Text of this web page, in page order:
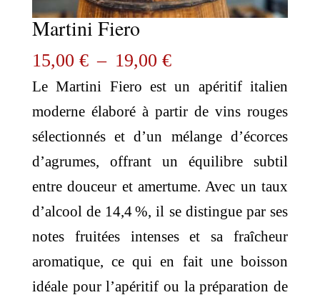
Martini Fiero
15,00 € – 19,00 €Plage
de
prix :
15,00 €
à
19,00 €
Le Martini Fiero est un apéritif italien
moderne élaboré à partir de vins rouges
sélectionnés et d’un mélange d’écorces
d’agrumes, offrant un équilibre subtil
entre douceur et amertume. Avec un taux
d’alcool de 14,4 %, il se distingue par ses
notes fruitées intenses et sa fraîcheur
aromatique, ce qui en fait une boisson
idéale pour l’apéritif ou la préparation de